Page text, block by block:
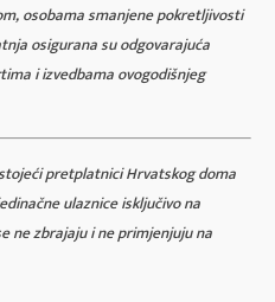
osobama smanjene pokretljivosti
osigurana su odgovarajuća
i izvedbama ovogodišnjeg
pretplatnici Hrvatskog doma
ulaznice isključivo na
ne zbrajaju i ne primjenjuju na